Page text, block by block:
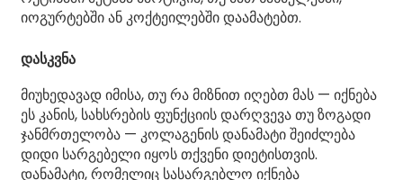
იოგურტებში ან კოქტეილებში დაამატებთ.
დასკვნა
მიუხედავად იმისა, თუ რა მიზნით იღებთ მას — იქნება
ეს კანის, სახსრების ფუნქციის დარღვევა თუ ზოგადი
ჯანმრთელობა — კოლაგენის დანამატი შეიძლება
დიდი სარგებელი იყოს თქვენი დიეტისთვის.
დანამატი, რომელიც სასარგებლო იქნება